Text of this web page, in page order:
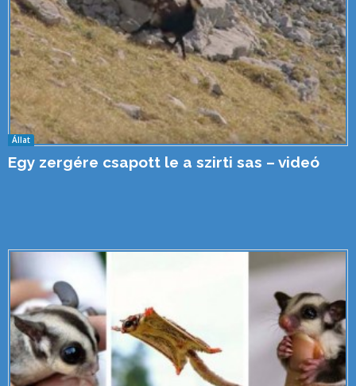
Állat
Egy zergére csapott le a szirti sas – videó